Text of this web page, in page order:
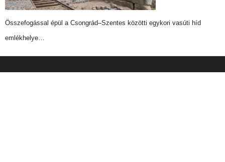
Összefogással épül a Csongrád–Szentes közötti egykori vasúti híd
emlékhelye…